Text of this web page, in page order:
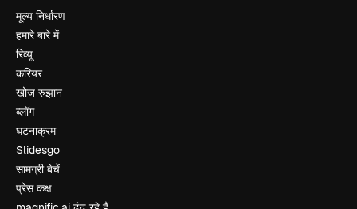
मूल्य निर्धारण
हमारे बारे में
रिव्यू
करियर
खोज रुझान
ब्लॉग
घटनाक्रम
Slidesgo
सामग्री बेचें
प्रेस कक्ष